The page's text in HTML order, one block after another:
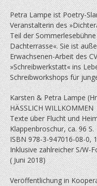
Petra Lampe ist Poetry-
Veranstalterin des
Teil der
Dachterrasse«. Sie ist
Erwachsenen-Arbeit des
»Schreibwerkstatt« ins
Schreibworkshops für
Karsten & Petra Lampe
HÄSSLICH WILLKOMMEN
Texte über Flucht und
Klappenbroschur, ca. 96 S.
ISBN 978-3-947016-08-0,
Inklusive zahlreicher S/W-
( Juni 2018)
Veröffentlichung in